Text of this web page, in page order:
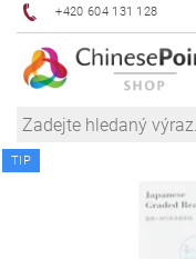
+420 604 131 128
TIP